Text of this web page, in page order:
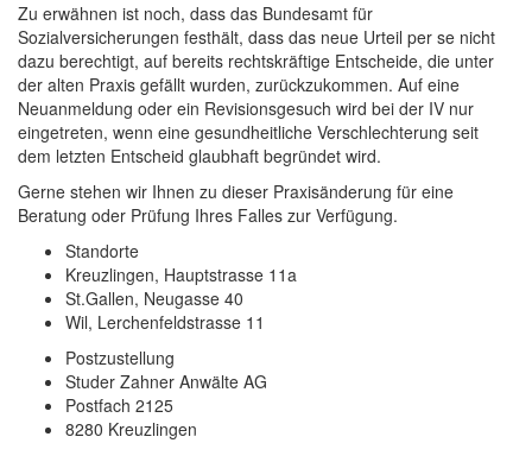
Zu erwähnen ist noch, dass das Bundesamt für
Sozialversicherungen festhält, dass das neue Urteil per se nicht
dazu berechtigt, auf bereits rechtskräftige Entscheide, die unter
der alten Praxis gefällt wurden, zurückzukommen. Auf eine
Neuanmeldung oder ein Revisionsgesuch wird bei der IV nur
eingetreten, wenn eine gesundheitliche Verschlechterung seit
dem letzten Entscheid glaubhaft begründet wird.
Gerne stehen wir Ihnen zu dieser Praxisänderung für eine
Beratung oder Prüfung Ihres Falles zur Verfügung.
Standorte
Kreuzlingen, Hauptstrasse 11a
St.Gallen, Neugasse 40
Wil, Lerchenfeldstrasse 11
Postzustellung
Studer Zahner Anwälte AG
Postfach 2125
8280 Kreuzlingen